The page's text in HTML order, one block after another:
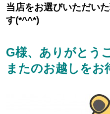
当店をお選びいただい
す(*^^*)
G様、ありがとう
またのお越しをお